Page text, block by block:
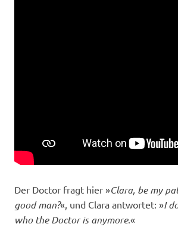
Der Doctor fragt hier »Clara, be my
good man?«, und Clara antwortet: »I
who the Doctor is anymore.«